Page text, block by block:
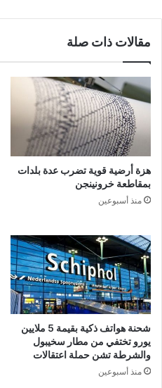
مقالات ذات صلة
هزة أرضية قوية تضرب عدة بلدات
بمقاطعة خرونينجن
منذ أسبوعين
شحنة هواتف ذكية بقيمة 5 ملايين
يورو تختفي من مطار سخيبول
والشرطة تشن حملة اعتقالات
منذ أسبوعين